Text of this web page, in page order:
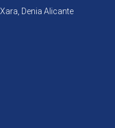
Denia Alicante